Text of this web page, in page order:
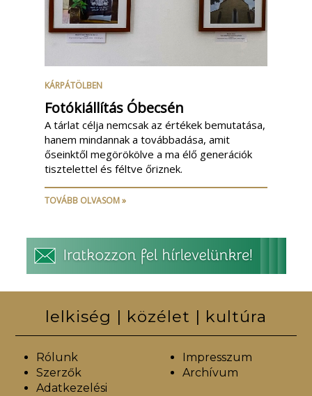
KÁRPÁTÖLBEN
Fotókiállítás Óbecsén
A tárlat célja nemcsak az értékek bemutatása,
hanem mindannak a továbbadása, amit
őseinktől megörökölve a ma élő generációk
tisztelettel és féltve őriznek.
TOVÁBB OLVASOM »
lelkiség | közélet | kultúra
Rólunk
Szerzők
Adatkezelési
Impresszum
Archívum